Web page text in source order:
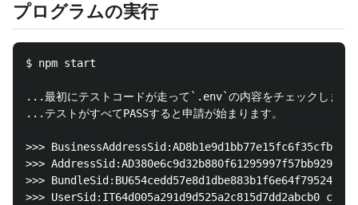
プログラムの実行
$ npm start
...最初にテストコードが走って`.env`の内容をチェックします
...テストがすべてPASSすると申請が始まります。
>>>
>>> AddressSid:AD380e6c9d32b880f61295997f57bb9290
>>> BundleSid:BU654cedd57e8d1dbe883b1f6e64f79524
>>> UserSid:IT64d005a291d9d525a2c815d7dd2abcb0